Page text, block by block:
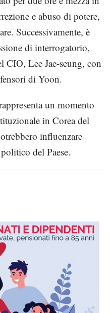
e abuso di potere,
Successivamente, è
di interrogatorio,
CIO, Lee Jae-seung, con
di Yoon.
un momento
in Corea del
influenzare
del Paese.